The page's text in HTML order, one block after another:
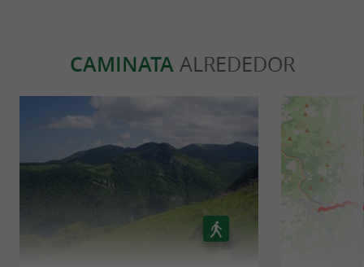
CAMINATAALREDEDOR